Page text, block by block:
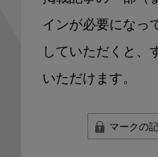
インが必要になっ
していただくと、
いただけます。
マークの